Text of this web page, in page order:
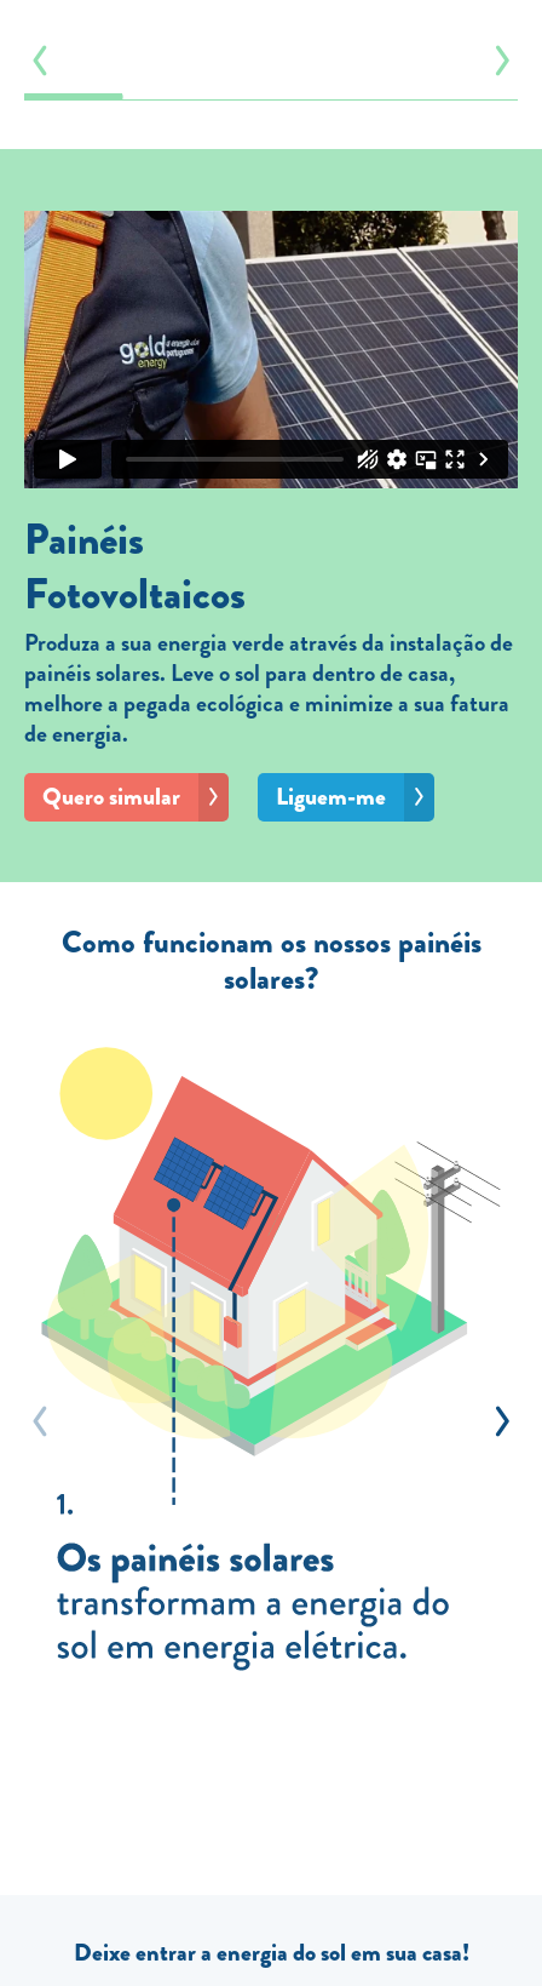
Painéis
Fotovoltaicos
Produza a sua energia verde através da instalação de
painéis solares. Leve o sol para dentro de casa,
melhore a pegada ecológica e minimize a sua fatura
de energia.
Quero simular
Liguem-me
Como funcionam os nossos painéis
solares?
Deixe entrar a energia do sol em sua casa!